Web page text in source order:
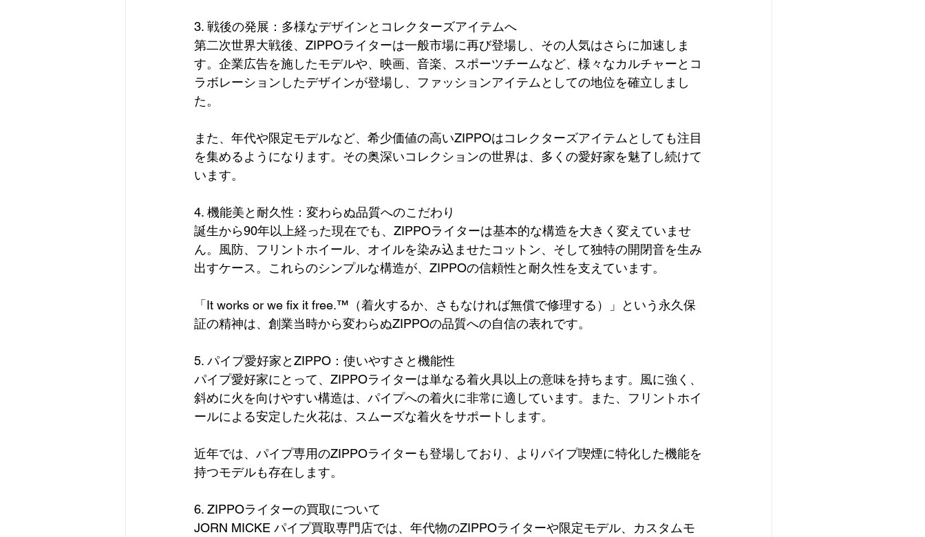
3. 戦後の発展：多様なデザインとコレクターズアイテムへ
第二次世界大戦後、ZIPPOライターは一般市場に再び登場し、その人気はさらに加速しま
す。企業広告を施したモデルや、映画、音楽、スポーツチームなど、様々なカルチャーとコ
ラボレーションしたデザインが登場し、ファッションアイテムとしての地位を確立しまし
た。
また、年代や限定モデルなど、希少価値の高いZIPPOはコレクターズアイテムとしても注目
を集めるようになります。その奥深いコレクションの世界は、多くの愛好家を魅了し続けて
います。
4. 機能美と耐久性：変わらぬ品質へのこだわり
誕生から90年以上経った現在でも、ZIPPOライターは基本的な構造を大きく変えていませ
ん。風防、フリントホイール、オイルを染み込ませたコットン、そして独特の開閉音を生み
出すケース。これらのシンプルな構造が、ZIPPOの信頼性と耐久性を支えています。
「It works or we fix it free.™（着火するか、さもなければ無償で修理する）」という永久保
証の精神は、創業当時から変わらぬZIPPOの品質への自信の表れです。
5. パイプ愛好家とZIPPO：使いやすさと機能性
パイプ愛好家にとって、ZIPPOライターは単なる着火具以上の意味を持ちます。風に強く、
斜めに火を向けやすい構造は、パイプへの着火に非常に適しています。また、フリントホイ
ールによる安定した火花は、スムーズな着火をサポートします。
近年では、パイプ専用のZIPPOライターも登場しており、よりパイプ喫煙に特化した機能を
持つモデルも存在します。
6. ZIPPOライターの買取について
JORN MICKE パイプ買取専門店では、年代物のZIPPOライターや限定モデル、カスタムモ